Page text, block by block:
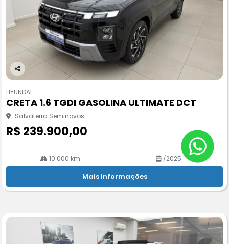
Co
pa
rtil
he
HYUNDAI
CRETA 1.6 TGDI GASOLINA ULTIMATE DCT
Salvaterra Seminovos
R$ 239.900,00
10.000 km /2025
Mais informações